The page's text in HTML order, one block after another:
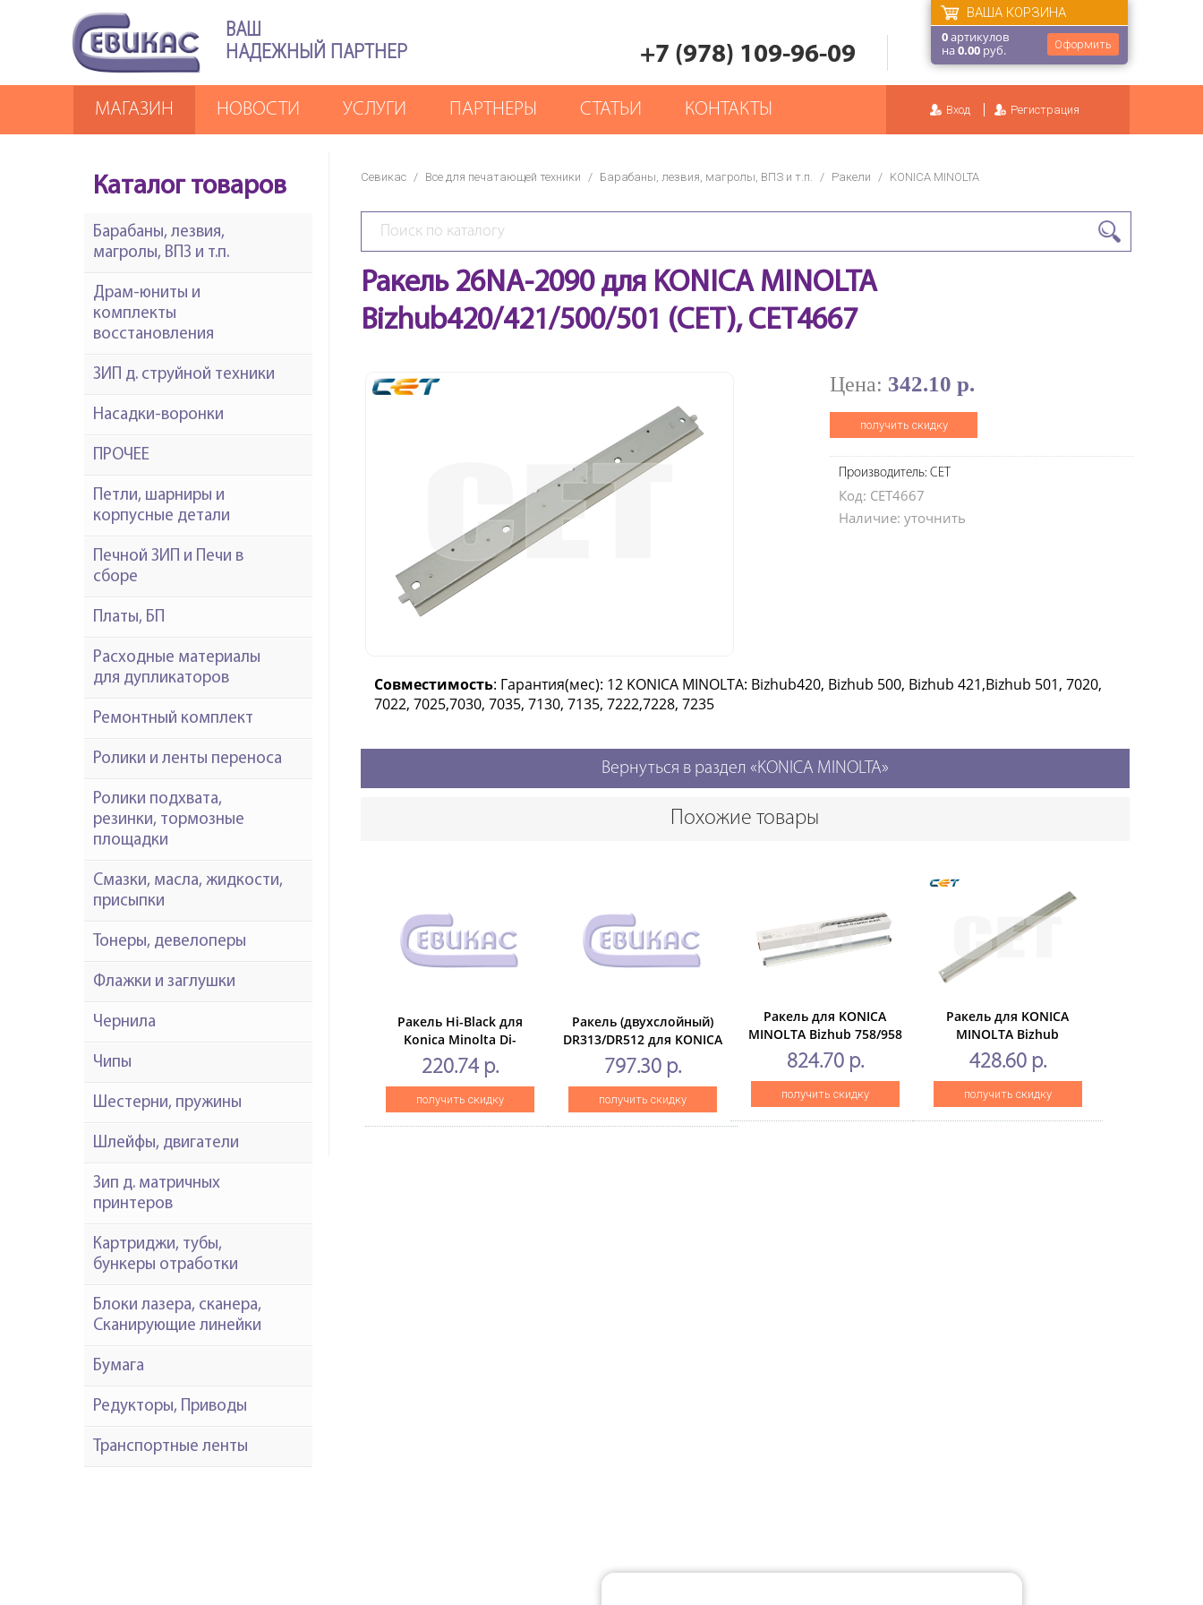
ВАШ
НАДЕЖНЫЙ ПАРТНЕР
+7 (978) 109-96-09 Оформить
ВАША КОРЗИНА
0артикулов
на0.00 руб.
Вход Регистрация
МАГАЗИН НОВОСТИ УСЛУГИ ПАРТНЕРЫ СТАТЬИ КОНТАКТЫ
Севикас / Все для печатающей техники / Барабаны, лезвия, магролы, ВПЗ и т.п. / Ракели / KONICA MINOLTA
Ракель 26NA-2090 для KONICA MINOLTA
Bizhub420/421/500/501 (CET), CET4667
Цена: 342.10 р.
получить скидку
Производитель: CET
Код: CET4667
Наличие: уточнить
Совместимость: Гарантия(мес): 12 KONICA MINOLTA: Bizhub420, Bizhub 500, Bizhub 421,Bizhub 501, 7020,
7022, 7025,7030, 7035, 7130, 7135, 7222,7228, 7235
Вернуться в раздел «KONICA MINOLTA»
Похожие товары
Ракель Hi-Black для
Konica Minolta Di-
152/183/250/350/7155
220.74 р.
получить скидку
Ракель (двухслойный)
DR313/DR512 для KONICA
MINOLTABizhub
C224/C258/C284/C364
(CET), 300000 стр.,
CET281062
797.30 р.
получить скидку
Ракель для KONICA
MINOLTA Bizhub 758/958
(CET),CET281055
824.70 р.
получить скидку
Ракель для KONICA
MINOLTA Bizhub
C350/C351/C450
(CET),CET3696
428.60 р.
получить скидку
Каталог товаров
Барабаны, лезвия,
магролы, ВПЗ и т.п.
Драм-юниты и
комплекты
восстановления
ЗИП д. струйной техники
Насадки-воронки
ПРОЧЕЕ
Петли, шарниры и
корпусные детали
Печной ЗИП и Печи в
сборе
Платы, БП
Расходные материалы
для дупликаторов
Ремонтный комплект
Ролики и ленты переноса
Ролики подхвата,
резинки, тормозные
площадки
Смазки, масла, жидкости,
присыпки
Тонеры, девелоперы
Флажки и заглушки
Чернила
Чипы
Шестерни, пружины
Шлейфы, двигатели
Зип д. матричных
принтеров
Картриджи, тубы,
бункеры отработки
Блоки лазера, сканера,
Сканирующие линейки
Бумага
Редукторы, Приводы
Транспортные ленты